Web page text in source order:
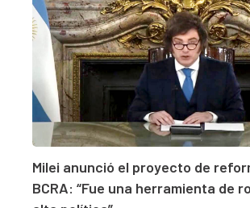
Milei anunció el proyecto de
BCRA: “Fue una herramienta de